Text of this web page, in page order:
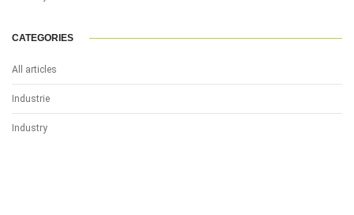
CATEGORIES
All articles
Industrie
Industry